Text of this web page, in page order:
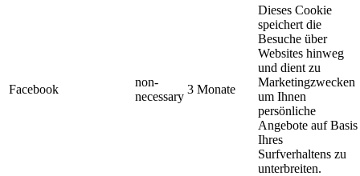
Facebook
non-
necessary
3 Monate
Dieses Cookie
speichert die
Besuche über
Websites hinweg
und dient zu
Marketingzwecken
um Ihnen
persönliche
Angebote auf Basis
Ihres
Surfverhaltens zu
unterbreiten.